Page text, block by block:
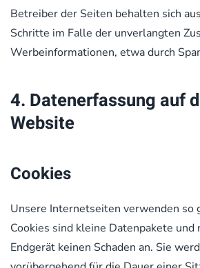
Betreiber der Seiten behalten sich
Schritte im Falle der unverlangten
Werbeinformationen, etwa durch
4. Datenerfassung auf
Website
Cookies
Unsere Internetseiten verwenden so
Cookies sind kleine Datenpakete und
Endgerät keinen Schaden an. Sie